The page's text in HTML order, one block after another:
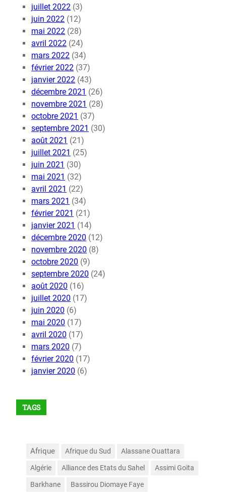
juillet 2022 (3)
juin 2022 (12)
mai 2022 (28)
avril 2022 (24)
mars 2022 (34)
février 2022 (37)
janvier 2022 (43)
décembre 2021 (26)
novembre 2021 (28)
octobre 2021 (37)
septembre 2021 (30)
août 2021 (21)
juillet 2021 (25)
juin 2021 (30)
mai 2021 (32)
avril 2021 (22)
mars 2021 (34)
février 2021 (21)
janvier 2021 (14)
décembre 2020 (12)
novembre 2020 (8)
octobre 2020 (9)
septembre 2020 (24)
août 2020 (16)
juillet 2020 (17)
juin 2020 (6)
mai 2020 (17)
avril 2020 (17)
mars 2020 (7)
février 2020 (17)
janvier 2020 (6)
TAGS
Afrique Afrique du Sud Alassane Ouattara
Algérie Alliance des Etats du Sahel Assimi Goïta
Barkhane Bassirou Diomaye Faye